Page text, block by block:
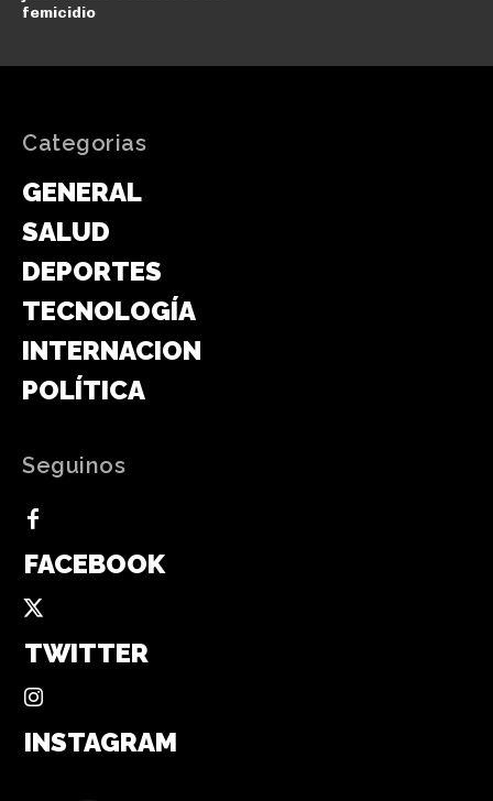
femicidio
Categorias
GENERAL
SALUD
DEPORTES
TECNOLOGÍA
INTERNACIONAL
POLÍTICA
Seguinos
FACEBOOK
TWITTER
INSTAGRAM